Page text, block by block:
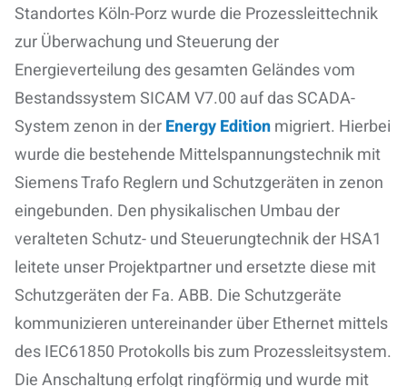
Standortes Köln-Porz wurde die Prozessleittechnik
zur Überwachung und Steuerung der
Energieverteilung des gesamten Geländes vom
Bestandssystem SICAM V7.00 auf das SCADA-
System zenon in derEnergy Editionmigriert. Hierbei
wurde die bestehende Mittelspannungstechnik mit
Siemens Trafo Reglern und Schutzgeräten in zenon
eingebunden. Den physikalischen Umbau der
veralteten Schutz- und Steuerungtechnik der HSA1
leitete unser Projektpartner und ersetzte diese mit
Schutzgeräten der Fa. ABB. Die Schutzgeräte
kommunizieren untereinander über Ethernet mittels
des IEC61850 Protokolls bis zum Prozessleitsystem.
Die Anschaltung erfolgt ringförmig und wurde mit